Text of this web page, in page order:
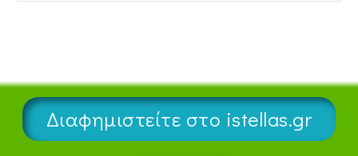
Διαφημιστείτε στο istellas.gr